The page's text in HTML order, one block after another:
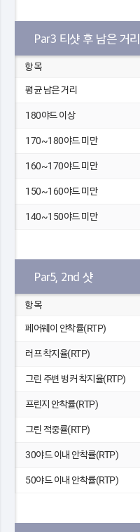
Par3 티샷 후 남은 거리
항목
평균 남은 거리
180야드 이상
170~180야드 미만
160~170야드 미만
150~160야드 미만
140~150야드 미만
Par5, 2nd 샷
항목
페어웨이 안착률(RTP)
러프 착지율(RTP)
그린 주변 벙커 착지율(RTP)
프린지 안착률(RTP)
그린 적중률(RTP)
30야드 이내 안착률(RTP)
50야드 이내 안착률(RTP)